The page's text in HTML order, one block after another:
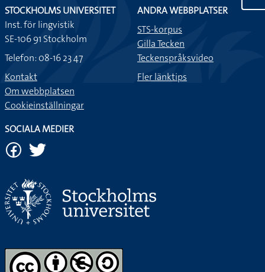
STOCKHOLMS UNIVERSITET
Inst. för lingvistik
SE-106 91 Stockholm
Telefon: 08-16 23 47
Kontakt
Om webbplatsen
Cookieinställningar
ANDRA WEBBPLATSER
STS-korpus
Gilla Tecken
Teckenspråksvideo
Fler länktips
SOCIALA MEDIER